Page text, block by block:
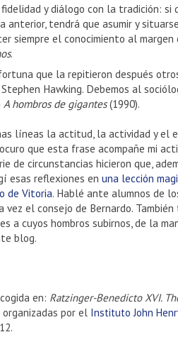
y diálogo con la tradición: si
anterior, tendrá que asumir y
siempre el conocimiento al margen
.
que la repitieron después
Hawking. Debemos al
A hombros de gigantes(1990).
líneas la actitud, la actividad y el
que esta frase acompañe mi
de circunstancias hicieron que,
esas reflexiones en una lección
de Vitoria. Hablé ante alumnos de
el consejo de Bernardo.
a cuyos hombros subirnos, de la
blog.
en: Ratzinger-Benedicto XVI.
por el Instituto John